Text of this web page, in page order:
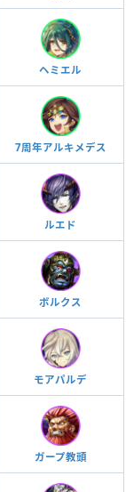
ヘミエル
7周年アルキメデス
ルエド
ボルクス
モアパルデ
ガープ教頭